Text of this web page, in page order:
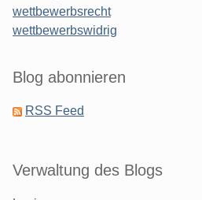
wettbewerbsrecht
wettbewerbswidrig
Blog abonnieren
RSS Feed
Verwaltung des Blogs